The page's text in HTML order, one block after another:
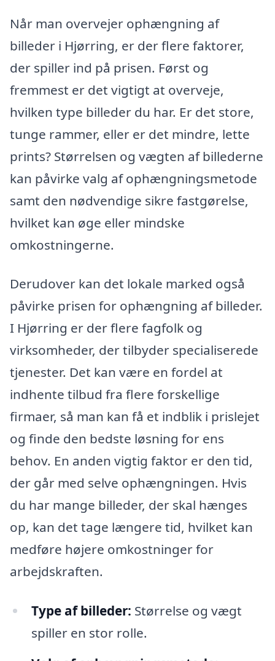
Når man overvejer ophængning af
billeder i Hjørring, er der flere faktorer,
der spiller ind på prisen. Først og
fremmest er det vigtigt at overveje,
hvilken type billeder du har. Er det store,
tunge rammer, eller er det mindre, lette
prints? Størrelsen og vægten af billederne
kan påvirke valg af ophængningsmetode
samt den nødvendige sikre fastgørelse,
hvilket kan øge eller mindske
omkostningerne.
Derudover kan det lokale marked også
påvirke prisen for ophængning af billeder.
I Hjørring er der flere fagfolk og
virksomheder, der tilbyder specialiserede
tjenester. Det kan være en fordel at
indhente tilbud fra flere forskellige
firmaer, så man kan få et indblik i prislejet
og finde den bedste løsning for ens
behov. En anden vigtig faktor er den tid,
der går med selve ophængningen. Hvis
du har mange billeder, der skal hænges
op, kan det tage længere tid, hvilket kan
medføre højere omkostninger for
arbejdskraften.
Type af billeder: Størrelse og vægt
spiller en stor rolle.